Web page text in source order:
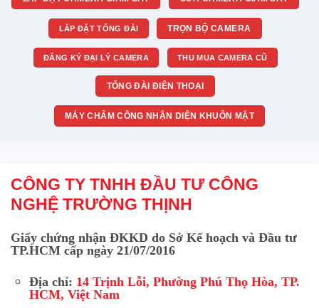
LẮP ĐẶT TỔNG ĐÀI TRỌN BỘ CAMERA
ĐĂNG KÝ ĐẠI LÝ CAMERA THU MUA CAMERA CŨ
TỔNG ĐÀI ĐIỆN THOẠI
MÁY CHẤM CÔNG NHẬN DIỆN KHUÔN MẶT
CÔNG TY TNHH ĐẦU TƯ CÔNG
NGHỆ TRƯỜNG THỊNH
Giấy chứng nhận ĐKKD do Sở Kế hoạch và Đầu tư
TP.HCM cấp ngày 21/07/2016
Địa chỉ: 14 Trịnh Lỗi, Phường Phú Thọ Hòa, TP.
HCM, Việt Nam